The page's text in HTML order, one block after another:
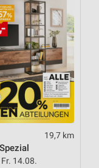
19,7 km
14.08.